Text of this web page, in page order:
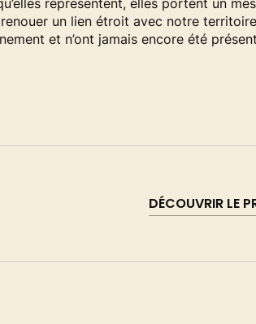
représentent, elles portent un
un lien étroit avec notre
et n’ont jamais encore été
DÉCOUVRIR LE